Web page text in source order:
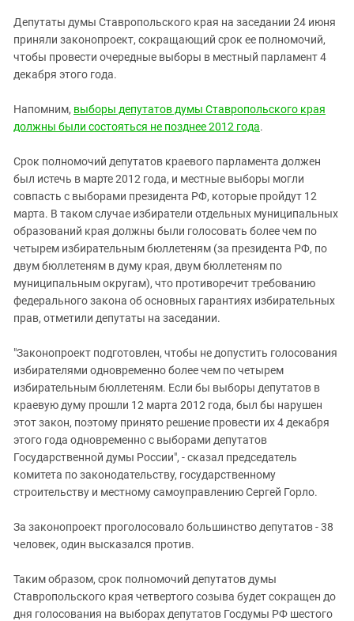
КАВКАЗ ЗА ПАЛЕСТИНУ
ИНАКОМЫСЛИЕ В ЧЕЧНЕ
ПРЕСЛЕДОВАНИЕ АКТИВИСТОВ
Ингушетия
Кабардино-Балкария
Карачаево-Черкесия
Краснодарский край
Нагорный Карабах
Российская Федерация
Ростовская область
Северная Осетия - Алания
СКФО
Ставропольский край
Чечня
Южный Кавказ
ЮФО
Депутаты думы Ставропольского края на заседании 24 июня
приняли законопроект, сокращающий срок ее полномочий,
чтобы провести очередные выборы в местный парламент 4
декабря этого года.
Напомним, выборы депутатов думы Ставропольского края
должны были состояться не позднее 2012 года.
Срок полномочий депутатов краевого парламента должен
был истечь в марте 2012 года, и местные выборы могли
совпасть с выборами президента РФ, которые пройдут 12
марта. В таком случае избиратели отдельных муниципальных
образований края должны были голосовать более чем по
четырем избирательным бюллетеням (за президента РФ, по
двум бюллетеням в думу края, двум бюллетеням по
муниципальным округам), что противоречит требованию
федерального закона об основных гарантиях избирательных
прав, отметили депутаты на заседании.
"Законопроект подготовлен, чтобы не допустить голосования
избирателями одновременно более чем по четырем
избирательным бюллетеням. Если бы выборы депутатов в
краевую думу прошли 12 марта 2012 года, был бы нарушен
этот закон, поэтому принято решение провести их 4 декабря
этого года одновременно с выборами депутатов
Государственной думы России", - сказал председатель
комитета по законодательству, государственному
строительству и местному самоуправлению Сергей Горло.
За законопроект проголосовало большинство депутатов - 38
человек, один высказался против.
Таким образом, срок полномочий депутатов думы
Ставропольского края четвертого созыва будет сокращен до
дня голосования на выборах депутатов Госдумы РФ шестого